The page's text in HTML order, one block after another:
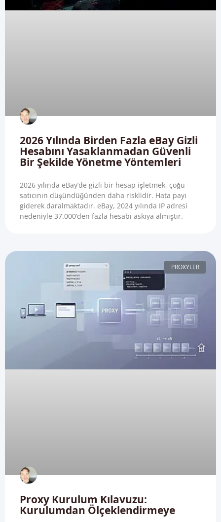
2026 Yılında Birden Fazla eBay Gizli
Hesabını Yasaklanmadan Güvenli
Bir Şekilde Yönetme Yöntemleri
2026 yılında eBay’de gizli bir hesap işletmek, çoğu
satıcının düşündüğünden daha risklidir. Hata payı
giderek daralmaktadır. eBay, 2024 yılında IP adresi
nedeniyle 37.000’den fazla hesabı askıya almıştır.
PROXYLER
Proxy Kurulum Kılavuzu:
Kurulumdan Ölçeklendirmeye